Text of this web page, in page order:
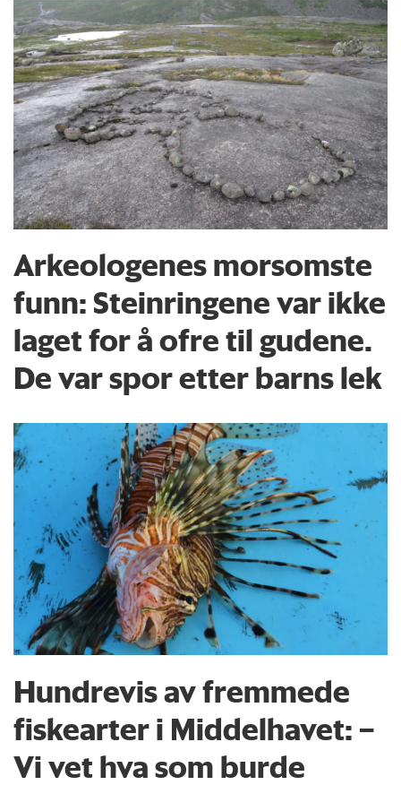
Arkeologenes morsomste
funn: Steinringene var ikke
laget for å ofre til gudene.
De var spor etter barns lek
Hundrevis av fremmede
fiskearter i Middelhavet: –
Vi vet hva som burde